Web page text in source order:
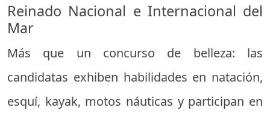
Reinado Nacional e Internacional del
Mar
Más que un concurso de belleza: las
candidatas exhiben habilidades en natación,
esquí, kayak, motos náuticas y participan en